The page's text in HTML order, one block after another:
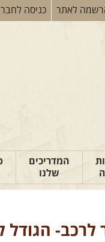
לאתר כניסה
המדריכים
שלנו
לרכב- הגודל